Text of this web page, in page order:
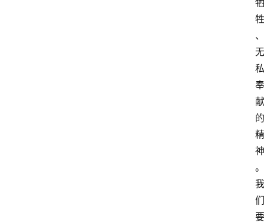
牺
牲
、
无
私
奉
献
的
精
神
。
我
们
要